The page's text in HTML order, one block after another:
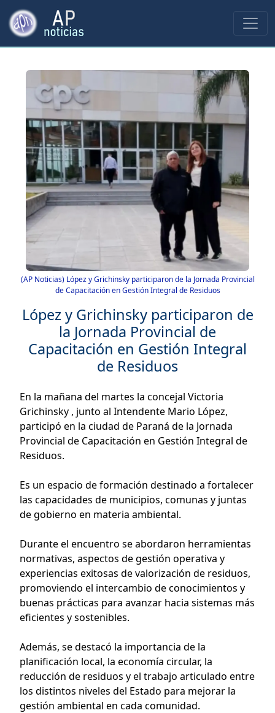
(AP Noticias) López y Grichinsky participaron de la Jornada Provincial
de Capacitación en Gestión Integral de Residuos
López y Grichinsky participaron de
la Jornada Provincial de
Capacitación en Gestión Integral
de Residuos
En la mañana del martes la concejal Victoria
Grichinsky , junto al Intendente Mario López,
participó en la ciudad de Paraná de la Jornada
Provincial de Capacitación en Gestión Integral de
Residuos.
Es un espacio de formación destinado a fortalecer
las capacidades de municipios, comunas y juntas
de gobierno en materia ambiental.
Durante el encuentro se abordaron herramientas
normativas, aspectos de gestión operativa y
experiencias exitosas de valorización de residuos,
promoviendo el intercambio de conocimientos y
buenas prácticas para avanzar hacia sistemas más
eficientes y sostenibles.
Además, se destacó la importancia de la
planificación local, la economía circular, la
reducción de residuos y el trabajo articulado entre
los distintos niveles del Estado para mejorar la
gestión ambiental en cada comunidad.